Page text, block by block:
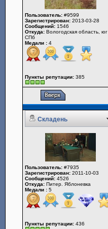
Пользователь: #9599
Зарегистрирован: 2013-03-28
Сообщений: 1546
Откуда: Вологодская область, юг
СПб
Медали : 4
Пункты репутации: 385
Складень
Пользователь: #7935
Зарегистрирован: 2011-10-03
Сообщений: 4526
Откуда: Питер. Яблоневка
Медали : 5
Пункты репутации: 436